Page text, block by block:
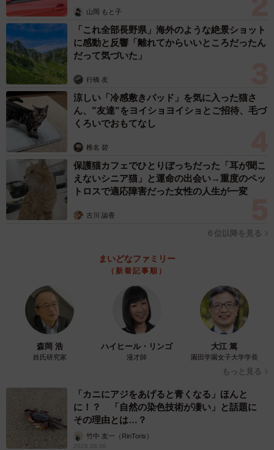
そんな時、母親からの電話で、佐藤の幼馴染の渋谷優菜が
ホストの男性を包丁で刺したニュースを知ります。渋谷は
佐藤にとって、親たちが英才教育を強いる環境で幼稚園か
ら一緒の勉強仲間であり、好意を寄せていた相手でもあり
ました。大きなショックを受けた佐藤は渋谷に会いに行く
ことにします。
5/50
こんなに頑張ったのにどうして…（ワダユウキさん提供）
山岡 もと子
「これ全部長野県」海外のような絶景ショット
に感動と反響「離れてからいいところだったん
だって気づいた」
行橋 友
涼しい「冷感敷きパッド」を気に入った猫さ
ん、”友達”をヨイショヨイショとご招待、毛づ
くろいでおもてなし
椎名 碧
保護猫カフェでひとりぼっちだった「耳が聞こ
えないシニア猫」と運命の出会い→重度のペッ
トロスで適応障害だった女性の人生が一変
古川 諭香
６位以降を見る
まいどなファミリー
（新着記事順）
森岡 浩
姓氏研究家
ハイヒール・リンゴ
漫才師
大江 篤
園田学園女子大学学長
もっと見る
「カニにアジをあげると青くなる」ほんと
に！？ 「自然の染色技術が凄い」と話題に
その理由とは…？
竹中 友一（RinToris）
2026.08.06